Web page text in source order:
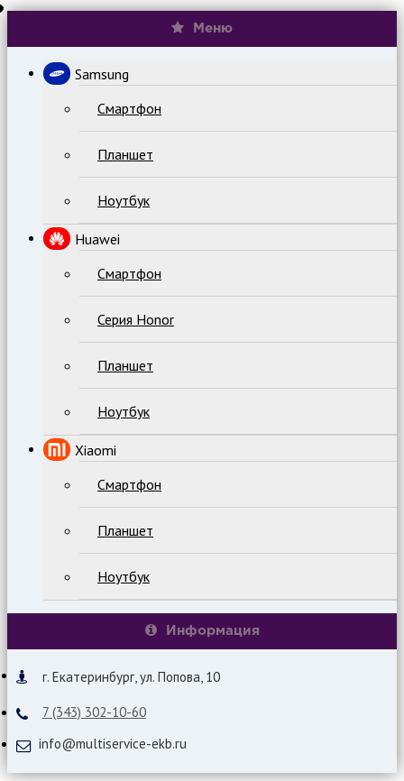
Меню
Samsung
Смартфон
Планшет
Ноутбук
Huawei
Смартфон
Серия Honor
Планшет
Ноутбук
Xiaomi
Смартфон
Планшет
Ноутбук
Информация
г. Екатеринбург, ул. Попова, 10
7 (343) 302-10-60
info@multiservice-ekb.ru